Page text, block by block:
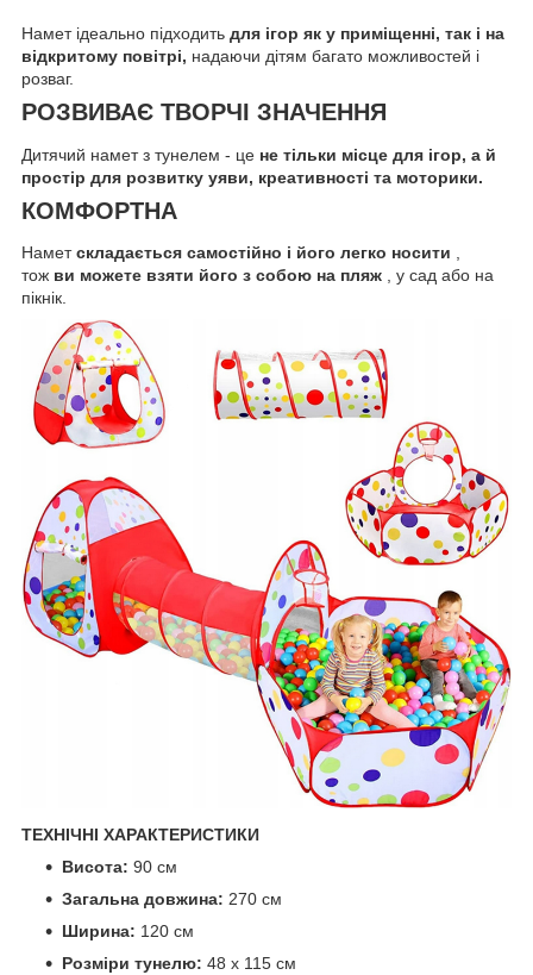
Намет ідеально підходить для ігор як у приміщенні, так і на
відкритому повітрі, надаючи дітям багато можливостей і
розваг.
РОЗВИВАЄ ТВОРЧІ ЗНАЧЕННЯ
Дитячий намет з тунелем - це не тільки місце для ігор, а й
простір для розвитку уяви, креативності та моторики.
КОМФОРТНА
Наметскладається самостійно і його легко носити ,
тож ви можете взяти його з собою на пляж , у сад або на
пікнік.
ТЕХНІЧНІ ХАРАКТЕРИСТИКИ
Висота: 90 см
Загальна довжина: 270 см
Ширина: 120 см
Розміри тунелю: 48 х 115 см